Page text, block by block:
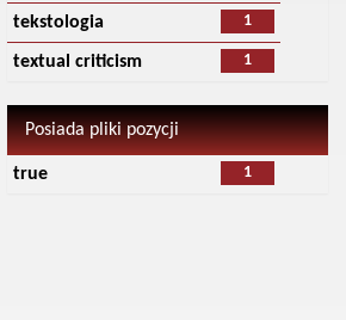
1
tekstologia
1
textual criticism
Posiada pliki pozycji
1
true